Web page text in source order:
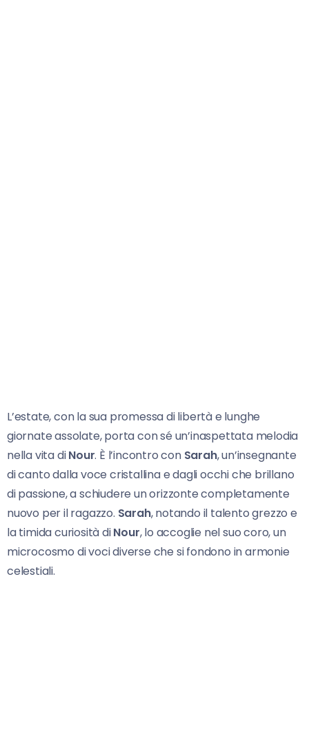
L’estate, con la sua promessa di libertà e lunghe
giornate assolate, porta con sé un’inaspettata melodia
nella vita diNour. È l’incontro con Sarah, un’insegnante
di canto dalla voce cristallina e dagli occhi che brillano
di passione, a schiudere un orizzonte completamente
nuovo per il ragazzo. Sarah, notando il talento grezzo e
la timida curiosità diNour, lo accoglie nel suo coro, un
microcosmo di voci diverse che si fondono in armonie
celestiali.